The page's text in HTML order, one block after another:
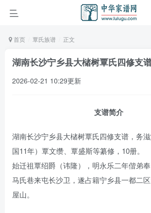
首页 覃氏族谱 正文
湖南长沙宁乡县大槠树覃氏四修支
2026-02-21 10:29更新
支谱简介
湖南长沙宁乡县大槠树覃氏四修支谱，务
国11年）覃文缵、覃盛斯等纂修，10册。
始迁祖覃绍爵（讳隆），明永乐二年偕弟
马氏巷来屯长沙卫，遂占籍宁乡县一都二
屋山。